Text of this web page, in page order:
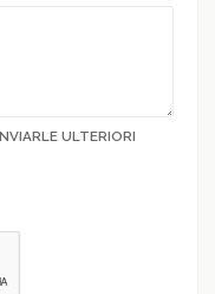
ULTERIORI